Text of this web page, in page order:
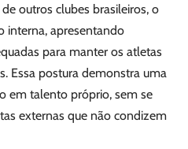
outros clubes brasileiros, o
interna, apresentando
para manter os atletas
Essa postura demonstra uma
em talento próprio, sem se
externas que não condizem